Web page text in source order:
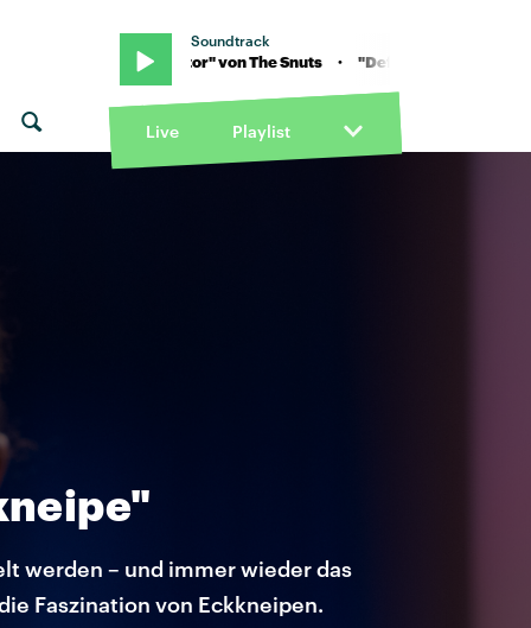
Soundtrack
von The Snuts · "Defibrillator" von The Snuts
Live Playlist
werden – und immer wieder das
Faszination von Eckkneipen.